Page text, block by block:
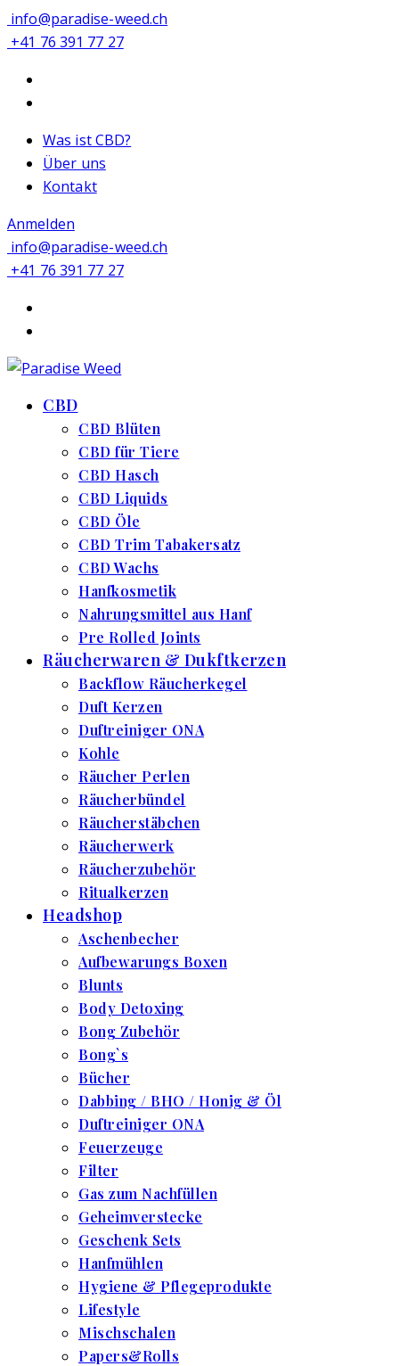
info@paradise-weed.ch
+41 76 391 77 27
Was ist CBD?
Über uns
Kontakt
Anmelden
info@paradise-weed.ch
+41 76 391 77 27
CBD
CBD Blüten
CBD für Tiere
CBD Hasch
CBD Liquids
CBD Öle
CBD Trim Tabakersatz
CBD Wachs
Hanfkosmetik
Nahrungsmittel aus Hanf
Pre Rolled Joints
Räucherwaren & Dukftkerzen
Backflow Räucherkegel
Duft Kerzen
Duftreiniger ONA
Kohle
Räucher Perlen
Räucherbündel
Räucherstäbchen
Räucherwerk
Räucherzubehör
Ritualkerzen
Headshop
Aschenbecher
Aufbewarungs Boxen
Blunts
Body Detoxing
Bong Zubehör
Bong`s
Bücher
Dabbing / BHO / Honig & Öl
Duftreiniger ONA
Feuerzeuge
Filter
Gas zum Nachfüllen
Geheimverstecke
Geschenk Sets
Hanfmühlen
Hygiene & Pflegeprodukte
Lifestyle
Mischschalen
Papers&Rolls